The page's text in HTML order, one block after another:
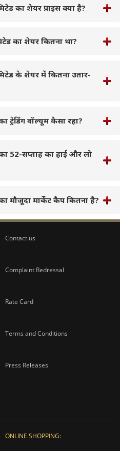
का शेयर प्राइस क्या है?
का शेयर कितना था?
के शेयर में कितना उतार-
ट्रेडिंग वॉल्यूम कैसा रहा?
52-सप्ताह का हाई और लो
मौजूदा मार्केट कैप कितना है?
Contact us
Complaint Redressal
Rate Card
Terms and Conditions
Press Releases
ONLINE SHOPPING: